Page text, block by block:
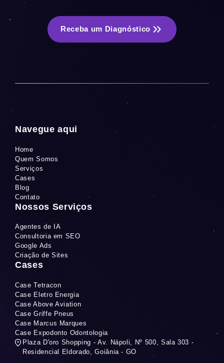
Receba um Diagnóstico
Navegue aqui
Home
Quem Somos
Serviços
Cases
Blog
Contato
Nossos Serviços
Agentes de IA
Consultoria em SEO
Google Ads
Criação de Sites
Cases
Case Tetracon
Case Eletro Energia
Case Above Aviation
Case Griffe Pneus
Case Marcus Marques
Case Expodonto Odontologia
Plaza D'oro Shopping - Av. Nápoli, Nº 500, Sala 303 -
Residencial Eldorado, Goiânia - GO